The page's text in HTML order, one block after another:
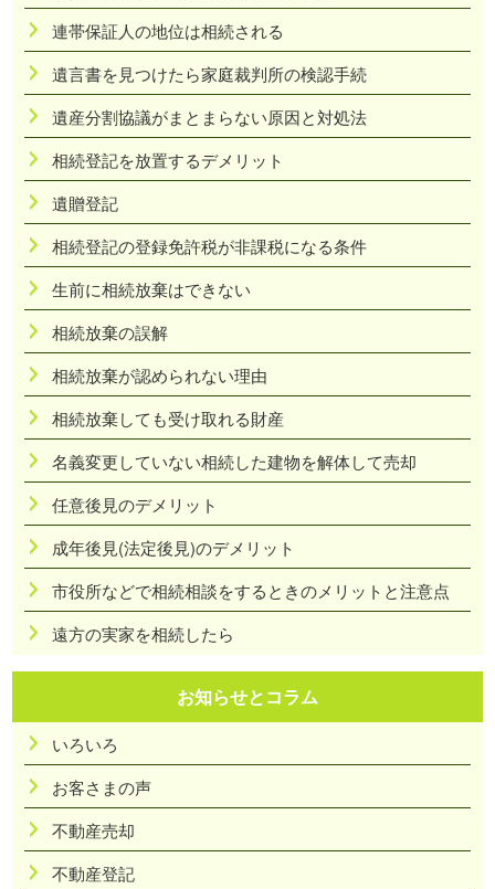
連帯保証人の地位は相続される
遺言書を見つけたら家庭裁判所の検認手続
遺産分割協議がまとまらない原因と対処法
相続登記を放置するデメリット
遺贈登記
相続登記の登録免許税が非課税になる条件
生前に相続放棄はできない
相続放棄の誤解
相続放棄が認められない理由
相続放棄しても受け取れる財産
名義変更していない相続した建物を解体して売却
任意後見のデメリット
成年後見(法定後見)のデメリット
市役所などで相続相談をするときのメリットと注意点
遠方の実家を相続したら
お知らせとコラム
いろいろ
お客さまの声
不動産売却
不動産登記